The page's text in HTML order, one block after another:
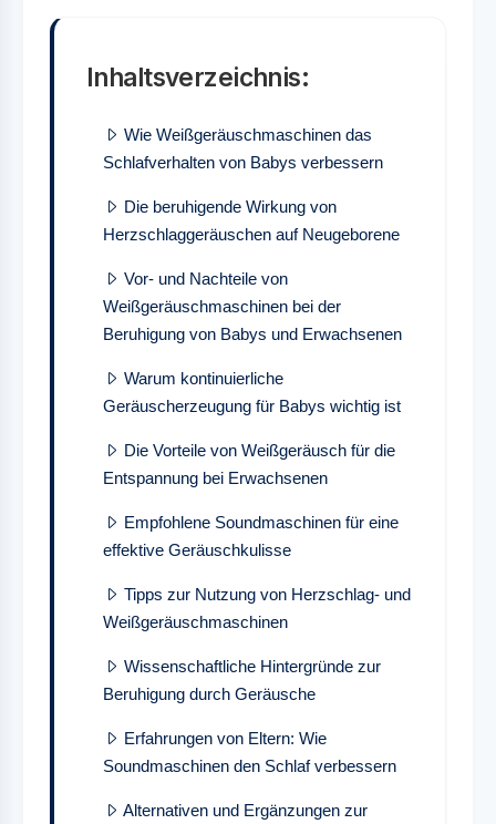
Inhaltsverzeichnis:
Wie Weißgeräuschmaschinen das
Schlafverhalten von Babys verbessern
Die beruhigende Wirkung von
Herzschlaggeräuschen auf Neugeborene
Vor- und Nachteile von
Weißgeräuschmaschinen bei der
Beruhigung von Babys und Erwachsenen
Warum kontinuierliche
Geräuscherzeugung für Babys wichtig ist
Die Vorteile von Weißgeräusch für die
Entspannung bei Erwachsenen
Empfohlene Soundmaschinen für eine
effektive Geräuschkulisse
Tipps zur Nutzung von Herzschlag- und
Weißgeräuschmaschinen
Wissenschaftliche Hintergründe zur
Beruhigung durch Geräusche
Erfahrungen von Eltern: Wie
Soundmaschinen den Schlaf verbessern
Alternativen und Ergänzungen zur